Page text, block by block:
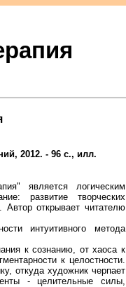
2012. - 96 с., илл.
является логическим
развитие творческих
Автор открывает читателю
интуитивного метода
к сознанию, от хаоса к
к целостности.
откуда художник черпает
- целительные силы,